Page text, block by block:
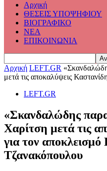
Αρχική
ΘΕΣΕΙΣ ΥΠΟΨΗΦΙΟΥ
ΒΙΟΓΡΑΦΙΚΟ
ΝΕΑ
ΕΠΙΚΟΙΝΩΝΙΑ
Αρχική LEFT.GR
μετά τις αποκαλύψεις
LEFT.GR
«Σκανδαλώδης
Χαρίτση μετά τις
για τον
Τζανακόπουλου